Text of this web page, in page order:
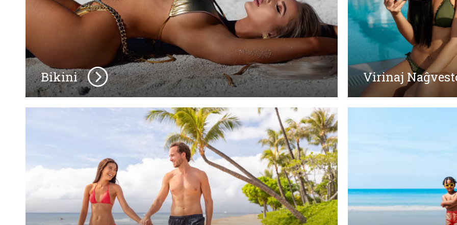
Bikini Virinaj